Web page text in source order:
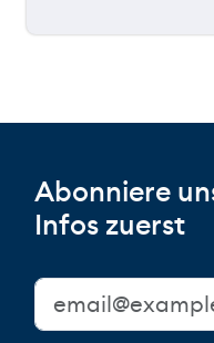
Abonniere
Infos zuerst